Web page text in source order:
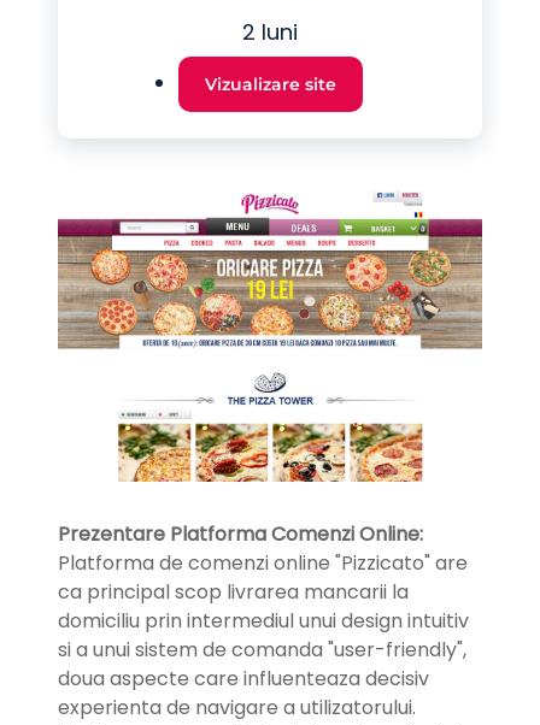
2 luni
Vizualizare site
Prezentare Platforma Comenzi Online:
Platforma de comenzi online "Pizzicato" are
ca principal scop livrarea mancarii la
domiciliu prin intermediul unui design intuitiv
si a unui sistem de comanda "user-friendly",
doua aspecte care influenteaza decisiv
experienta de navigare a utilizatorului.